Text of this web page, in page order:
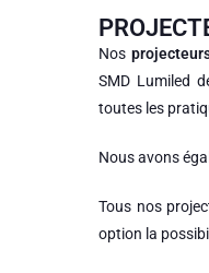
Nos
SMD Lumiled
toutes les
Nous avons
Tous nos
option la